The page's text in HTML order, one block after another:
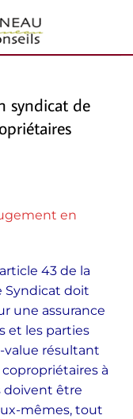
syndicat de
en
43 de la
Syndicat doit
une assurance
et les parties
value résultant
à
doivent être
mêmes, tout